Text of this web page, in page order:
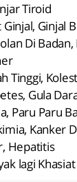
Tiroid
Ginjal
Di
Tinggi,
Gula
Paru Paru
Kanker
Hepatitis
lagi